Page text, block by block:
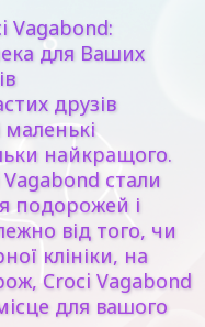
Vagabond:
для Ваших
друзів
найкращого.
стали
подорожей і
від того, чи
клініки, на
Croci Vagabond
для вашого